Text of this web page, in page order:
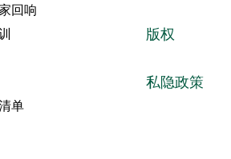
回响
单
版权
私隐政策